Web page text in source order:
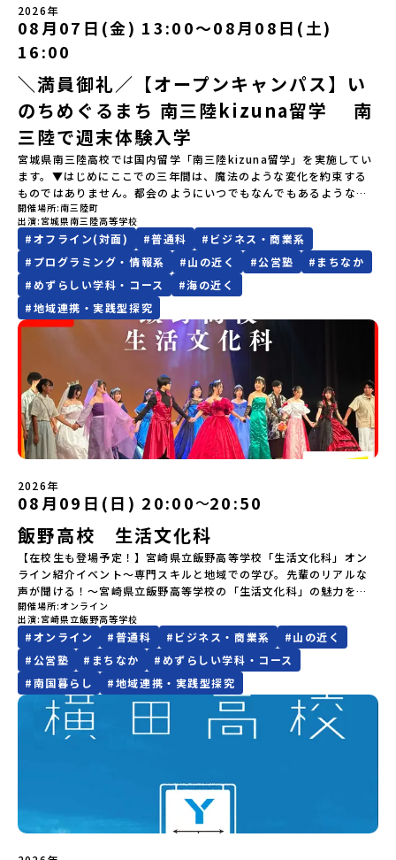
合、以下のルールに沿って対応させていただきます。ご了承くださ
い。プログラム開催日の前日＜7月27日＞から、【キャンセルのご連
絡日：お支払いいただく旅行代金】・21日目にあたる日以前：無
の前日：40％・プログラム開始日当日：50％・ご連絡無しでの不参
加またはプログラム開始後の解除：100％・催行中止について天候な
どの状況等によって開催を見合わせる可能性があります。その場合
は原則、開催日1週間前までにご連絡いたします。又、最少催行人数
に達しなかった場合は、開催日3週間前までに催行中止の旨をメール
にてご連絡いたします。・よくあるご質問その他、よくあるご質問
についてはこちらをご確認ください。運営団体について＜プログラ
ム主催：一般財団法人地域・教育魅力化プラットフォーム＞「意志
ある若者にあふれる持続可能な地域・社会をつくる」というビジョ
ンを掲げ、2017年3月に島根県に設立した教育事業団体です。日本
全国約200の高校と連携しながら、中学卒業後に地域の枠を越えて生
徒一人ひとりの夢や価値観に合った地域・学校で1〜3年間過ごすこ
とができるシステム「地域みらい留学」をはじめとした、教育事業
や地域活性モデルをつくり続けています。名 称：一般財団法人地
域・教育魅力化プラットフォーム設 立：2017年3月代表者：岩本
悠所在地：〒690-0842 島根県松江市東本町二丁目25-6 みらい
BASE2階 その他所在地公式HP：http://c-platform.or.jp/お問い
合わせ先担当：小川・小原E-mail：info@miratabi.jp「おためし
地域留学体験」のプログラム開催情報を公式LINEにて配信中！ぜひ
ご登録ください♪地域みらい留学公式LINE
「@miratabi.jp」からのメールを受信できるよう設定をお願いいた
します。※結果に関する個別のお問合せにはお答えしておりません
ので、ご了承ください。・お申し込みについてお申込はお一人様1回
変更はできません。お申込時は、メールアドレスの入力間違いにご
注意ください。・宿泊について１室に複数(同性2～4名程度)で宿泊
いただく予定です。・食事アレルギー対応について個別の詳細なア
レルギー対応希望にはお応えしかねる場合がございます。対応が必
要な場合は必ず事前にご相談ください。・参加取消や急遽参加でき
なくなった場合について参加決定後の参加お取り消しはご遠慮下さ
い。やむを得ないお取り消しの場合はお早めに事務局までご連絡く
ださい。・キャンセルポリシーやむを得ない参加お取り消しの場
合、以下のルールに沿って対応させていただきます。ご了承くださ
い。プログラム開催日の前日＜8月2日＞から、【キャンセルのご連
絡日：お支払いいただく旅行代金】・21日目にあたる日以前：無
料・20日目-8日目：20％・7日目-2日目：30％・プログラム開始日
の前日：40％・プログラム開始日当日：50％・ご連絡無しでの不参
加またはプログラム開始後の解除：100％・催行中止について天候な
どの状況等によって開催を見合わせる可能性があります。その場合
は原則、開催日1週間前までにご連絡いたします。又、最少催行人数
に達しなかった場合は、開催日3週間前までに催行中止の旨をメール
にてご連絡いたします。・よくあるご質問その他、よくあるご質問
についてはこちらをご確認ください。運営団体について＜プログラ
ム主催：一般財団法人地域・教育魅力化プラットフォーム＞「意志
ある若者にあふれる持続可能な地域・社会をつくる」というビジョ
ンを掲げ、2017年3月に島根県に設立した教育事業団体です。日本
全国約200の高校と連携しながら、中学卒業後に地域の枠を越えて生
とができるシステム「地域みらい留学」をはじめとした、教育事業
や地域活性モデルをつくり続けています。名 称：一般財団法人地
悠所在地：〒690-0842 島根県松江市東本町二丁目25-6 みらい
BASE2階公式HP：http://c-platform.or.jp/お問い合わせ先担
当：小川・小原E-mail：info@miratabi.jp「おためし地域留学体
験」のプログラム開催情報を公式LINEにて配信中！ぜひご登録くだ
さい♪地域みらい留学公式LINE
14:30 解散【対象】中学2年生、中学3年生【宿泊先】ペンションき
らく※1室に複数(同性2～4名程度)で宿泊いただく予定です。【旅行
代金】無料※旅行代金に含まれる費用のうち、以下の内容が無料と
なります：・宿泊費（2泊分）・プログラム内のアクティビティ・体
験費用・一部の食事代*以下の費用は参加者のご負担となります・集
合場所までの往復交通費・お土産代や自由時間の個人飲食費などの
個人的費用【募集人数】最大10名（お申し込み多数の場合は抽選の
上決定）【参加者決定】お申し込み多数の場合は、締め切り後1週間
を目途に当落結果をご連絡いたします。【申し込み締切】6月8日
(月)12：00 から 6月22日(月) 12：00まで疑問も不安もワクワクに
変える！「おためし地域留学」ステップアップ説明会プログラムの
内容を詳しく知りたい方や、お申し込みを迷われている方向けに
Zoomでのオンライン配信を行います。知りたい情報のレベルに合
わせて、以下の2つのステップをご活用ください。【STEP 1】全体
オンライン説明会（アーカイブ動画を公開中！）〜まずは「おため
し地域留学」を知りたい方へ〜日本全国20以上の地域から選んで参
加できる「おためし地域留学」の全体像や魅力について、説明会を
開催しました。中学生一人での参加にあたり、保護者様が特に気に
なる「安全面」や「事務局のサポート体制」についても詳しく解説
しています。ぜひ、ご自宅からお気軽にご視聴ください。🎬 [アーカ
イブ動画を視聴する]YouTube：
https://youtu.be/Yt8nd04aNgA?si=e5erbspvwz5O8_uF
【STEP 2】プログラム説明会〜「八幡平市」の内容をもっと知りし
たい方へ〜全体説明を聞いたうえで、「プログラムで何をする
の？」「どんなまちなの？」という疑問にお答えする詳細配信で
す。2泊3日のプログラムの中身をお伝えします。日時：6月10日(水)
19：00〜20：00内容：どんなところ？プログラム詳細解説、質疑
応答紹介地域：鹿児島県出水市・出水工業高校/北海道標津町/岩手
県八幡平市/愛媛県鬼北町＊4つの地域のプログラムを1時間でぎゅっ
とお届けします。お申し込み：https://c-
mirai.jp/events/064069お気軽にどうぞ！「はじめての一人旅だ
けど大丈夫？」「どんな体験ができるの？」そんな保護者様の不安
や、中学生のみなさんの素朴な疑問にスタッフが直接お答えしま
す。チャットでの質問も可能ですので、ぜひご自宅からリラックス
してご参加ください。▼お申し込み前に必ずご確認ください・参加
規約への同意プログラムへの参加申し込みいただく前に、「お申し
込みに関する各規約」への同意が必須となります。ご確認くださ
い。・抽選による参加者決定についてお申込みいただいた方の中か
ら抽選の上、締め切り日から1週間を目途に、お申し込み時に記入い
ただいたメールアドレス宛に「当選／落選メール」をお送りいたし
ます。当選者は、メールに記載された「当選確認フォーム」に３日
以内に回答いただき、確認フォームの提出をもって参加確定とさせ
ていただきます。当選確認フォームの期日までにご回答いただけな
い場合は、当選を取り消しとさせていただきます。当選取り消しが
LINEよりご連絡をお願いします。※受信制限設定をしていると、通
知メールをお受け取りいただけません。その場合は、
「@miratabi.jp」からのメールを受信できるよう設定をお願いいた
します。※結果に関する個別のお問合せにはお答えしておりません
ける活動を行っています。今回のプログラムでは、この取り組みを
行う高校生たちと一緒に夕食づくりを体験。地域の食文化と向き合
っている先輩から直接話を聞くことができます🎵先輩たちとの交流
んな他にはないスペシャルな魅力がギュッと詰まった北海道標津町
でアクティビティをしたり、五感で感じるフィールドワークをしな
がら「雄大な自然と生き物」「伝統的な産業と人々の暮らし」の魅
力に触れ一緒に探求しませんか？体験のおすすめポイント体験プロ
グラム内容（予定）＜１日目＞（PM）「オリエンテーション・自己
紹介ワーク」「サーモン科学館見学」 -「鮭の聖地・しべつ」の歴
史や成り立ちを知る「夕食」 -高校生も一緒にみんなで夕食「1日
目の振り返り会」＜2日目＞（AM）「 ポー川史跡公園散策または渓
流釣り体験」 -1万年前の縄文文化に触れる -渓流釣りで自然を満
喫（PM）「地引網体験」 -地元の方との交流「自由時間：海の公
園で高校生とあそぶ！かたる！」 -高校生との交流「みんなで
BBQ・花火大会」 -さらにまちの人たちと交流＜3日目＞（AM）
「3日間の振り返りワーク」 -みんなで振り返り対話（PM） 13：
00 解散 (中標津空港 13：30頃到着)※14：50 中標津空港発 (羽田
空港16：45着)便を利用する想定※天候の状況や参加人数によってプ
ログラムを変更する場合がございます。参加概要【開催場所】北海
道標津町【実施日程】8月4日（火）〜 8月6日（木）※参加が確定し
た方には7月10日(金) 18：30～20：00に「参加者向け事前オンラ
イン研修」をご案内する予定です。必ず参加をお願いします。【集合
場所・時間】中標津空港 8月4日(火) 14：30 集合【解散場所・時
間】中標津空港 8月6日(木) 13：30 解散【対象】中学2年生、中学3
年生【宿泊先】民宿 船長の家※1室に複数(同性2～4名程度)で宿泊
いただく予定です。【旅行代金】無料※旅行代金に含まれる費用の
ム内のアクティビティ・体験費用・一部の食事代*以下の費用は参加
者のご負担となります・集合場所までの往復交通費・お土産代や自
し込み多数の場合は抽選の上決定）【参加者決定】お申し込み多数
の場合は、締め切り後1週間を目途に当落結果をご連絡いたします。
【申し込み受付期間】6月8日(月)12：00 から 6月22日(月) 12：00
まで疑問も不安もワクワクに変える！「おためし地域留学」ステッ
プアップ説明会プログラムの内容を詳しく知りたい方や、お申し込
みを迷われている方向けにZoomでのオンライン配信を行います。
知りたい情報のレベルに合わせて、以下の2つのステップをご活用く
ださい。【STEP 1】全体オンライン説明会（アーカイブ動画を公開
中！）〜まずは「おためし地域留学」を知りたい方へ〜日本全国20
以上の地域から選んで参加できる「おためし地域留学」の全体像や
魅力について、説明会を開催しました。中学生一人での参加にあた
り、保護者様が特に気になる「安全面」や「事務局のサポート体
制」についても詳しく解説しています。ぜひ、ご自宅からお気軽に
【STEP 2】プログラム説明会〜「標津町」の内容をもっと知りした
い方へ〜全体説明を聞いたうえで、「プログラムで何をするの？」
「どんなまちなの？」という疑問にお答えする詳細配信です。2泊3
日のプログラムの中身をお伝えします。日時：6月10日(水) 19：
00〜20：00内容：どんなところ？プログラム詳細解説、質疑応答紹
2026年
08月07日(金) 13:00〜08月08日(土)
16:00
＼満員御礼／【オープンキャンパス】い
のちめぐるまち 南三陸kizuna留学 南
三陸で週末体験入学
宮城県南三陸高校では国内留学「南三陸kizuna留学」を実施してい
ます。▼はじめにここでの三年間は、魔法のような変化を約束する
ものではありません。都会のようにいつでもなんでもあるような便
利さではないし、冬の寒さは少し厳しいかもしれません。何かにチ
ャレンジしようと思えば、壁にぶつかることだってあるはずです。
正直に言えば、ここは至れり尽くせりの環境ではありません。学校
のなかでも、学びのフィールドとなる南三陸町でも、日々試行錯誤
が続いています。それでも、私たちは知っています。この「ままなら
なさ」と向き合った時間が、人をいちばん強くすることを。 ここで
はあなたを、一人の新たな町民として迎えます。 お客様ではなく、
この町の未来を一緒につくり、魅力的にしていく仲間として、君を
待っています。▼週末体験入学でお伝えすること(昨年度の例)・留学
生活の拠点となる南三陸高校で授業体験・留学生の先輩たちととも
に旭桜寮を見学 ＆ 質問・交流の時間・学びのフィールドとなる南三
陸を体験・交流会本説明会は学校、町役場、コーディネーターとと
もに、留学生と地元生が説明役を務めてくれます。⚪︎これまでの先輩
方はこんなお話をしてくれました。・進路で悩んだポイント、南三
陸に決めた理由・南三陸高校に来てみて気づいたこと、変化したこ
と・地元の普通が、外から見たら特別だった話・飛び込む留学生、
迎え入れる地元生・南三陸での高校生活、実際どう？・どんな人に
おすすめ？-----はじめから強い想い、覚悟を持っていなくても、大
丈夫です。 何かやってみたい。学んでみたい。挑戦したい。素直で
小さく感じる想いでも、その一歩を、私たちは全力で応援します。
○募集期間 7月28日（火）まで 原則先着ですが、定数を超えるご
応募の場合は、3年生を優先させていただく場合がございます。※本
イベントは全国募集による留学生向けです。宮城県内の中学校に在
籍する方、また、宮城県内に在住する方は申し訳ございませんが参
加できませんのでご了承ください。なお、宮城県内から本校を受験
したい場合は南三陸高校にご連絡ください。℡０２２６－４６－３
６４３
開催場所 南三陸町
出演 宮城県南三陸高等学校
#オフライン(対面) #普通科 # ビジネス・商業系
# プログラミング・情報系 #山の近く #公営塾 # まちなか
#めずらしい学科・コース #海の近く
#地域連携・実践型探究
2026年
08月09日(日) 20:00〜20:50
飯野高校 生活文化科
【在校生も登場予定！】宮崎県立飯野高等学校「生活文化科」オン
ライン紹介イベント～専門スキルと地域での学び。先輩のリアルな
声が聞ける！～宮崎県立飯野高等学校の「生活文化科」の魅力をた
っぷりお伝えするオンラインイベントを開催します！地域社会と深
く関わりながら、食・被服・保育・福祉などの専門的なスキルを身
につけ、夢をカタチにしていく生活文化科。今回のイベントには、
実際に生活文化科で学んでいる在籍生徒も参加予定！授業や地域密
着活動の面白さはもちろん、学校生活のリアルな雰囲気や「なぜ飯
野高校の生活文化科を選んだのか」など、先輩たちの生の声をお届
けします。チャットで気軽に質問できる時間もご用意しています！
💡 こんな方におすすめ！服飾・調理・保育・福祉や、地域とつなが
る実践的な学びに興味がある中学生「自分の『好き』や『得意』を
囲気や飯野高校での暮らしについて直接聞いてみたい方📅 開催概要
日時：2026年8月9日（日） 20:00～20:50対象：中学生、保護者様
形式：オンライン（Zoom）⏰ 内容（予定）〇飯野高校＆生活文化
開催場所 オンライン
出演 宮崎県立飯野高等学校
#オンライン #普通科 # ビジネス・商業系 #山の近く
#公営塾 # まちなか #めずらしい学科・コース
#南国暮らし #地域連携・実践型探究